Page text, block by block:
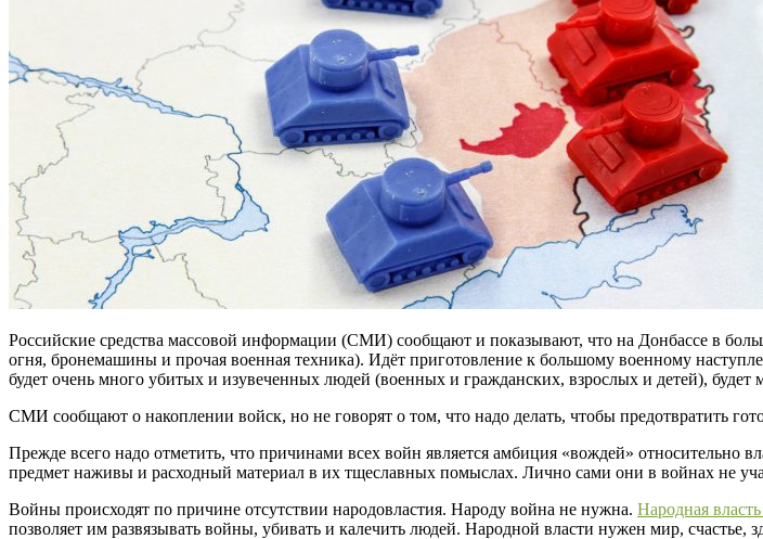
Российские средства массовой информации (СМИ) сообщают и показывают, что на Донбассе в
огня, бронемашины и прочая военная техника). Идёт приготовление к большому военному
будет очень много убитых и изувеченных людей (военных и гражданских, взрослых и детей),
СМИ сообщают о накоплении войск, но не говорят о том, что надо делать, чтобы предотвратить
Прежде всего надо отметить, что причинами всех войн является амбиция «вождей» относительно
предмет наживы и расходный материал в их тщеславных помыслах. Лично сами они в войнах не
Войны происходят по причине отсутствии народовластия. Народу война не нужна. Народная
позволяет им развязывать войны, убивать и калечить людей. Народной власти нужен мир, счастье,